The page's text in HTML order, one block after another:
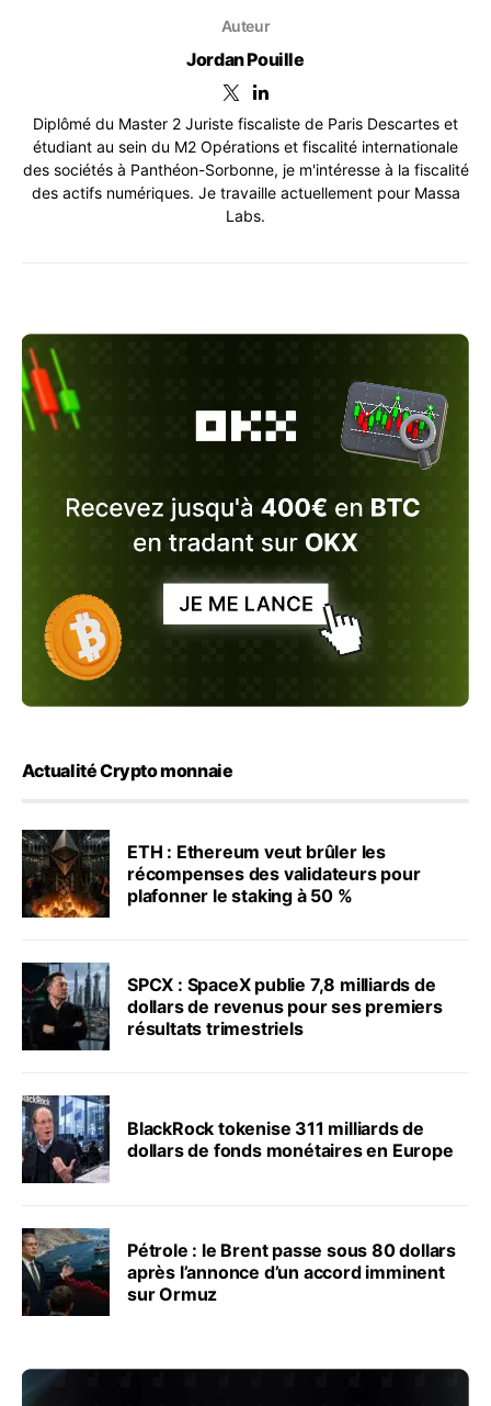
Auteur
Jordan Pouille
Diplômé du Master 2 Juriste fiscaliste de Paris Descartes et
étudiant au sein du M2 Opérations et fiscalité internationale
des sociétés à Panthéon-Sorbonne, je m'intéresse à la fiscalité
des actifs numériques. Je travaille actuellement pour Massa
Labs.
Actualité Crypto monnaie
ETH : Ethereum veut brûler les
récompenses des validateurs pour
plafonner le staking à 50 %
SPCX : SpaceX publie 7,8 milliards de
dollars de revenus pour ses premiers
résultats trimestriels
BlackRock tokenise 311 milliards de
dollars de fonds monétaires en Europe
Pétrole : le Brent passe sous 80 dollars
après l’annonce d’un accord imminent
sur Ormuz